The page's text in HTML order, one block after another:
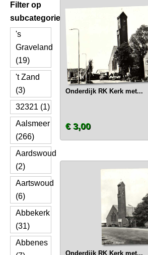
Filter op
subcategorie
's
Graveland
(19)
't Zand
(3)
32321 (1)
Aalsmeer
(266)
Aardswoud
(2)
Aartswoud
(6)
Abbekerk
(31)
Abbenes
Onderdijk RK Kerk met...
€ 3,00
Onderdijk RK Kerk met...